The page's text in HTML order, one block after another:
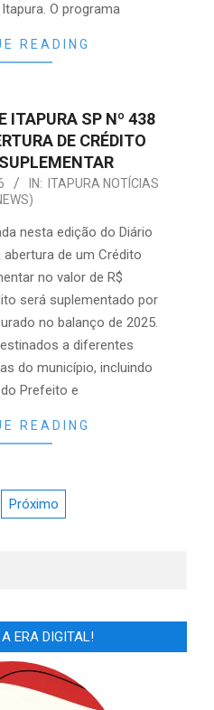
O programa
READING
ITAPURA SP Nº 438
DE CRÉDITO
IN:
ITAPURA NOTÍCIAS
nesta edição do Diário
de um Crédito
no valor de R$
será suplementado por
no balanço de 2025.
a diferentes
do município, incluindo
Prefeito e
READING
Próximo
ERA DIGITAL!